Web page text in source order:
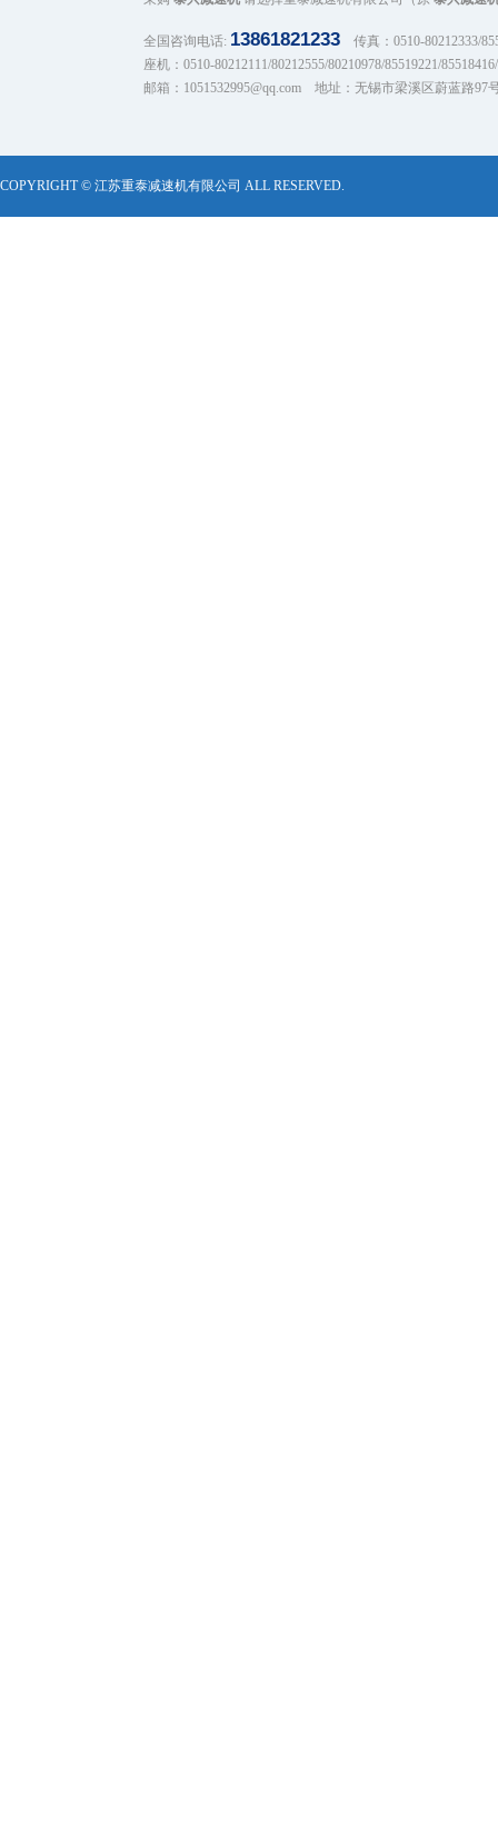
全国咨询电话: 13861821233 传真：0510-80212333/
座机：0510-80212111/80212555/80210978/85519221/
邮箱：1051532995@qq.com 地址：无锡市梁溪区蔚蓝路97
COPYRIGHT © 江苏重泰减速机有限公司 ALL RESERVED.